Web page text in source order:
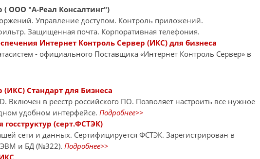
( ООО "А-Реал Консалтинг")
Управление доступом. Контроль приложений.
Защищенная почта. Корпоративная телефония.
Интернет Контроль Сервер (ИКС) для бизнеса
- официального Поставщика «Интернет Контроль Сервер» в
(ИКС) Стандарт для Бизнеса
Включен в реестр российского ПО. Позволяет настроить все нужное
удобном интерфейсе. Подробнее>>
(серт.ФСТЭК)
сети и данных. Сертифицируется ФСТЭК. Зарегистрирован в
ЭВМ и БД (№322). Подробнее>>